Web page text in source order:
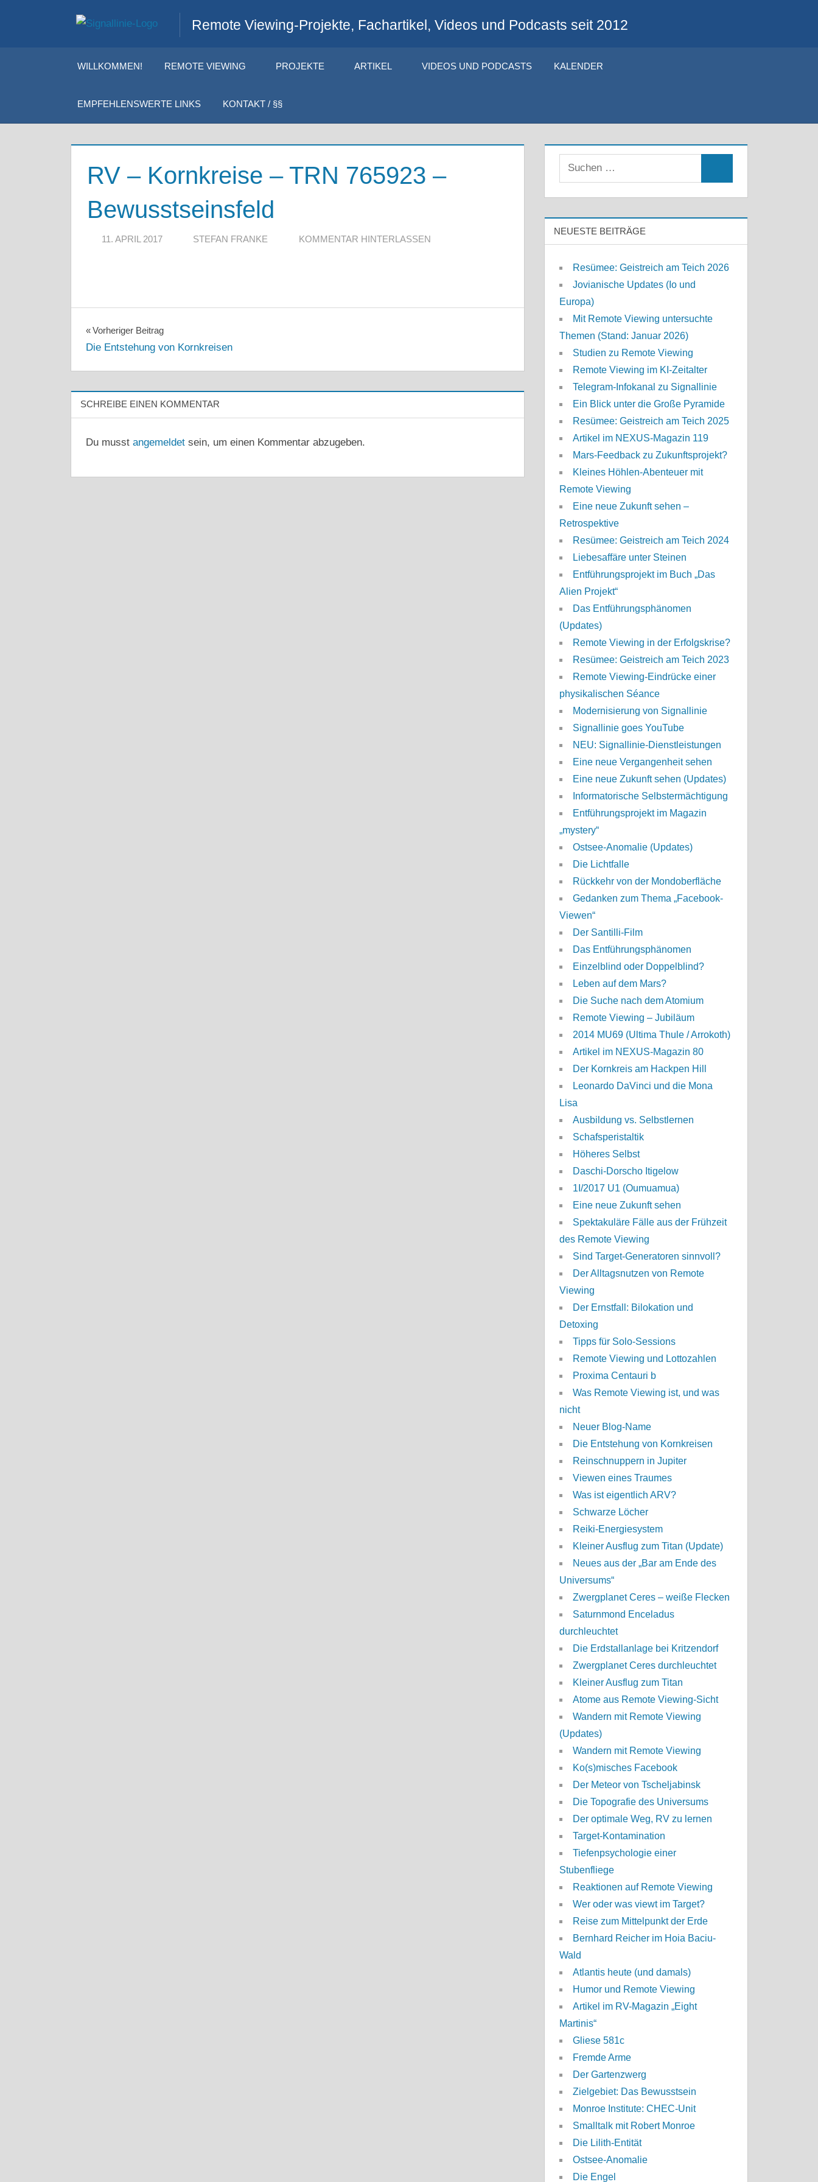
Remote Viewing-Projekte, Fachartikel, Videos und Podcasts seit 2012
WILLKOMMEN! REMOTE VIEWING PROJEKTE ARTIKEL VIDEOS UND PODCASTS KALENDER
EMPFEHLENSWERTE LINKS KONTAKT / §§
RV – Kornkreise – TRN 765923 –
Bewusstseinsfeld
11. APRIL 2017 STEFAN FRANKE KOMMENTAR HINTERLASSEN
Beitragsnavigation
Vorheriger Beitrag
Die Entstehung von Kornkreisen
SCHREIBE EINEN KOMMENTAR
Du musst angemeldet sein, um einen Kommentar abzugeben.
Suchen
NEUESTE BEITRÄGE
Resümee: Geistreich am Teich 2026
Jovianische Updates (Io und
Europa)
Mit Remote Viewing untersuchte
Themen (Stand: Januar 2026)
Studien zu Remote Viewing
Remote Viewing im KI-Zeitalter
Telegram-Infokanal zu Signallinie
Ein Blick unter die Große Pyramide
Resümee: Geistreich am Teich 2025
Artikel im NEXUS-Magazin 119
Mars-Feedback zu Zukunftsprojekt?
Kleines Höhlen-Abenteuer mit
Remote Viewing
Eine neue Zukunft sehen –
Retrospektive
Resümee: Geistreich am Teich 2024
Liebesaffäre unter Steinen
Entführungsprojekt im Buch „Das
Alien Projekt“
Das Entführungsphänomen
(Updates)
Remote Viewing in der Erfolgskrise?
Resümee: Geistreich am Teich 2023
Remote Viewing-Eindrücke einer
physikalischen Séance
Modernisierung von Signallinie
Signallinie goes YouTube
NEU: Signallinie-Dienstleistungen
Eine neue Vergangenheit sehen
Eine neue Zukunft sehen (Updates)
Informatorische Selbstermächtigung
Entführungsprojekt im Magazin
„mystery“
Ostsee-Anomalie (Updates)
Die Lichtfalle
Rückkehr von der Mondoberfläche
Gedanken zum Thema „Facebook-
Viewen“
Der Santilli-Film
Das Entführungsphänomen
Einzelblind oder Doppelblind?
Leben auf dem Mars?
Die Suche nach dem Atomium
Remote Viewing – Jubiläum
2014 MU69 (Ultima Thule / Arrokoth)
Artikel im NEXUS-Magazin 80
Der Kornkreis am Hackpen Hill
Leonardo DaVinci und die Mona
Lisa
Ausbildung vs. Selbstlernen
Schafsperistaltik
Höheres Selbst
Daschi-Dorscho Itigelow
1I/2017 U1 (Oumuamua)
Eine neue Zukunft sehen
Spektakuläre Fälle aus der Frühzeit
des Remote Viewing
Sind Target-Generatoren sinnvoll?
Der Alltagsnutzen von Remote
Viewing
Der Ernstfall: Bilokation und
Detoxing
Tipps für Solo-Sessions
Remote Viewing und Lottozahlen
Proxima Centauri b
Was Remote Viewing ist, und was
nicht
Neuer Blog-Name
Die Entstehung von Kornkreisen
Reinschnuppern in Jupiter
Viewen eines Traumes
Was ist eigentlich ARV?
Schwarze Löcher
Reiki-Energiesystem
Kleiner Ausflug zum Titan (Update)
Neues aus der „Bar am Ende des
Universums“
Zwergplanet Ceres – weiße Flecken
Saturnmond Enceladus
durchleuchtet
Die Erdstallanlage bei Kritzendorf
Zwergplanet Ceres durchleuchtet
Kleiner Ausflug zum Titan
Atome aus Remote Viewing-Sicht
Wandern mit Remote Viewing
(Updates)
Wandern mit Remote Viewing
Ko(s)misches Facebook
Der Meteor von Tscheljabinsk
Die Topografie des Universums
Der optimale Weg, RV zu lernen
Target-Kontamination
Tiefenpsychologie einer
Stubenfliege
Reaktionen auf Remote Viewing
Wer oder was viewt im Target?
Reise zum Mittelpunkt der Erde
Bernhard Reicher im Hoia Baciu-
Wald
Atlantis heute (und damals)
Humor und Remote Viewing
Artikel im RV-Magazin „Eight
Martinis“
Gliese 581c
Fremde Arme
Der Gartenzwerg
Zielgebiet: Das Bewusstsein
Monroe Institute: CHEC-Unit
Smalltalk mit Robert Monroe
Die Lilith-Entität
Ostsee-Anomalie
Die Engel